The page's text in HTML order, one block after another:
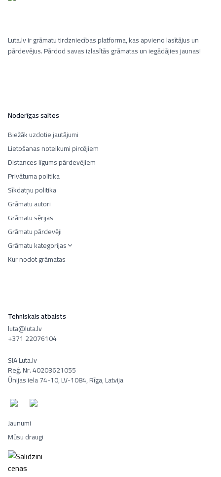
Luta.lv ir grāmatu tirdzniecības platforma, kas apvieno lasītājus un
pārdevējus. Pārdod savas izlasītās grāmatas un iegādājies jaunas!
Noderīgas saites
Biežāk uzdotie jautājumi
Lietošanas noteikumi pircējiem
Distances līgums pārdevējiem
Privātuma politika
Sīkdatņu politika
Grāmatu autori
Grāmatu sērijas
Grāmatu pārdevēji
Grāmatu kategorijas
Kur nodot grāmatas
Tehniskais atbalsts
luta@luta.lv
+371 22076104
SIA Luta.lv
Reģ. Nr. 40203621055
Ūnijas iela 74-10, LV-1084, Rīga, Latvija
Jaunumi
Mūsu draugi